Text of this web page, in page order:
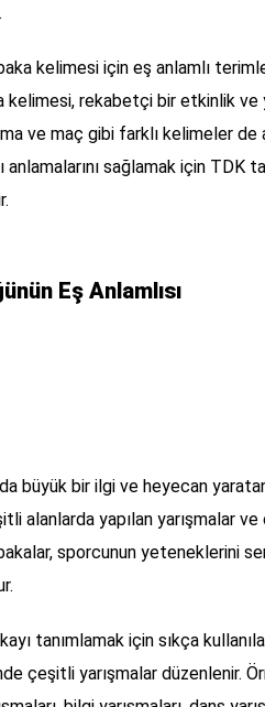
kelimesi için eş anlamlı
kelimesi, rekabetçi bir etkinlik ve
ve maç gibi farklı kelimeler de
anlamalarını sağlamak için TDK
Eş Anlamlısı
büyük bir ilgi ve heyecan
alanlarda yapılan yarışmalar
sporcunun yeteneklerini
tanımlamak için sıkça
çeşitli yarışmalar düzenlenir.